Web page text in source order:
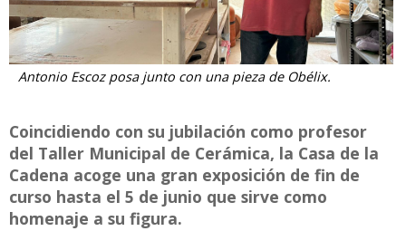
Antonio Escoz posa junto con una pieza de Obélix.
Coincidiendo con su jubilación como profesor
del Taller Municipal de Cerámica, la Casa de la
Cadena acoge una gran exposición de fin de
curso hasta el 5 de junio que sirve como
homenaje a su figura.